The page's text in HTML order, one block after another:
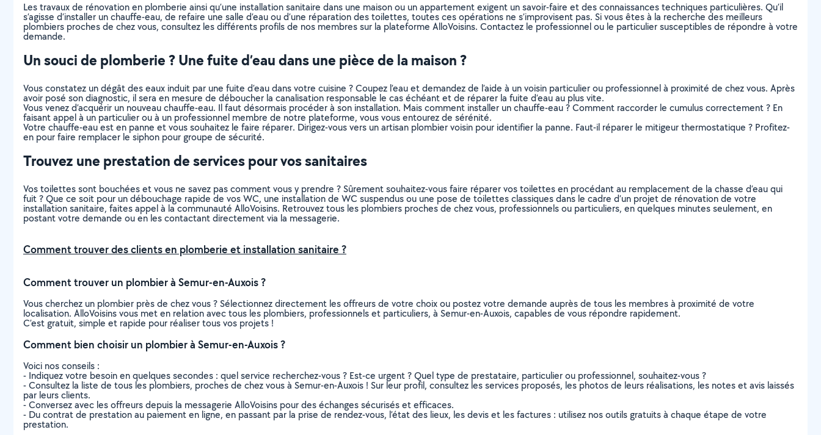
Les travaux de rénovation en plomberie ainsi qu’une installation sanitaire dans une maison ou un appartement exigent un savoir-faire et des connaissances techniques particulières. Qu’il
s’agisse d’installer un chauffe-eau, de refaire une salle d’eau ou d’une réparation des toilettes, toutes ces opérations ne s’improvisent pas. Si vous êtes à la recherche des meilleurs
plombiers proches de chez vous, consultez les différents profils de nos membres sur la plateforme AlloVoisins. Contactez le professionnel ou le particulier susceptibles de répondre à votre
demande.
Un souci de plomberie ? Une fuite d’eau dans une pièce de la maison ?
Vous constatez un dégât des eaux induit par une fuite d’eau dans votre cuisine ? Coupez l’eau et demandez de l’aide à un voisin particulier ou professionnel à proximité de chez vous. Après
avoir posé son diagnostic, il sera en mesure de déboucher la canalisation responsable le cas échéant et de réparer la fuite d’eau au plus vite.
Vous venez d’acquérir un nouveau chauffe-eau. Il faut désormais procéder à son installation. Mais comment installer un chauffe-eau ? Comment raccorder le cumulus correctement ? En
faisant appel à un particulier ou à un professionnel membre de notre plateforme, vous vous entourez de sérénité.
Votre chauffe-eau est en panne et vous souhaitez le faire réparer. Dirigez-vous vers un artisan plombier voisin pour identifier la panne. Faut-il réparer le mitigeur thermostatique ? Profitez-
en pour faire remplacer le siphon pour groupe de sécurité.
Trouvez une prestation de services pour vos sanitaires
Vos toilettes sont bouchées et vous ne savez pas comment vous y prendre ? Sûrement souhaitez-vous faire réparer vos toilettes en procédant au remplacement de la chasse d’eau qui
fuit ? Que ce soit pour un débouchage rapide de vos WC, une installation de WC suspendus ou une pose de toilettes classiques dans le cadre d’un projet de rénovation de votre
installation sanitaire, faites appel à la communauté AlloVoisins. Retrouvez tous les plombiers proches de chez vous, professionnels ou particuliers, en quelques minutes seulement, en
postant votre demande ou en les contactant directement via la messagerie.
Comment trouver des clients en plomberie et installation sanitaire ?
Comment trouver un plombier à Semur-en-Auxois ?
Vous cherchez un plombier près de chez vous ? Sélectionnez directement les offreurs de votre choix ou postez votre demande auprès de tous les membres à proximité de votre
localisation. AlloVoisins vous met en relation avec tous les plombiers, professionnels et particuliers, à Semur-en-Auxois, capables de vous répondre rapidement.
C’est gratuit, simple et rapide pour réaliser tous vos projets !
Comment bien choisir un plombier à Semur-en-Auxois ?
Voici nos conseils :
- Indiquez votre besoin en quelques secondes : quel service recherchez-vous ? Est-ce urgent ? Quel type de prestataire, particulier ou professionnel, souhaitez-vous ?
- Consultez la liste de tous les plombiers, proches de chez vous à Semur-en-Auxois ! Sur leur profil, consultez les services proposés, les photos de leurs réalisations, les notes et avis laissés
par leurs clients.
- Conversez avec les offreurs depuis la messagerie AlloVoisins pour des échanges sécurisés et efficaces.
- Du contrat de prestation au paiement en ligne, en passant par la prise de rendez-vous, l’état des lieux, les devis et les factures : utilisez nos outils gratuits à chaque étape de votre
prestation.